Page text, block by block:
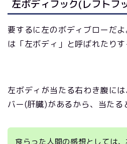
左ボディフック(レフトフ
要するに左のボディブローだ
は「左ボディ」と呼ばれたりす
左ボディが当たる右わき腹に
バー(肝臓)があるから、当たる
食らった人間の感想としては、